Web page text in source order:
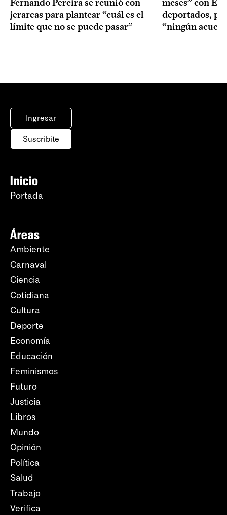
Fernando Pereira se reunió con
jerarcas para plantear “cuál es el
límite que no se puede pasar”
meses” con
deportados,
“ningún
Ingresar
Suscribite
Inicio
Portada
Áreas
Ambiente
Carnaval
Ciencia
Cotidiana
Cultura
Deporte
Economía
Educación
Feminismos
Futuro
Justicia
Libros
Mundo
Opinión
Política
Salud
Trabajo
Verifica